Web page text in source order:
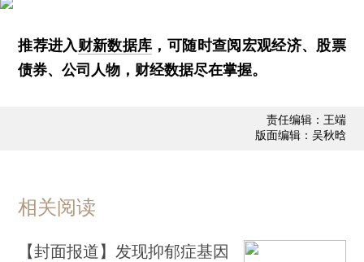
推荐进入财新数据库 ，可随时查阅宏观经济、股票
债券、公司人物，财经数据尽在掌握。
责任编辑：王端
版面编辑：吴秋晗
相关阅读
【封面报道】发现抑郁症基因